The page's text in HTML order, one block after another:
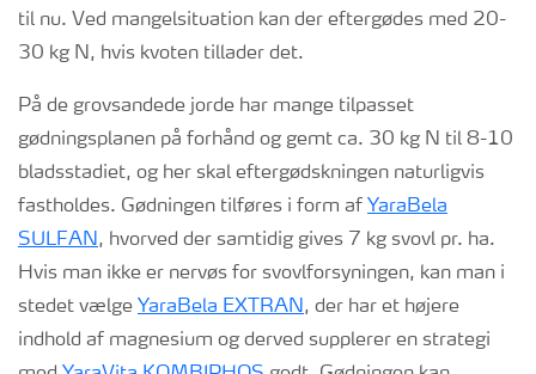
til nu. Ved mangelsituation kan der eftergødes med 20-
30 kg N, hvis kvoten tillader det.
På de grovsandede jorde har mange tilpasset
gødningsplanen på forhånd og gemt ca. 30 kg N til 8-10
bladsstadiet, og her skal eftergødskningen naturligvis
fastholdes. Gødningen tilføres i form af YaraBela
SULFAN, hvorved der samtidig gives 7 kg svovl pr. ha.
Hvis man ikke er nervøs for svovlforsyningen, kan man i
stedet vælge YaraBela EXTRAN, der har et højere
indhold af magnesium og derved supplerer en strategi